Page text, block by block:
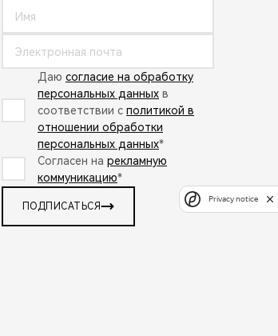
Даю согласие на обработку
персональных данных в
соответствии с политикой в
отношении обработки
персональных данных*
Согласен на рекламную
коммуникацию*
ПОДПИСАТЬСЯ
Privacy notice